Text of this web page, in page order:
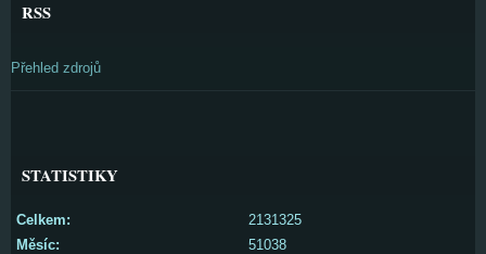
RSS
Přehled zdrojů
STATISTIKY
Celkem:
2131325
Měsíc:
51038